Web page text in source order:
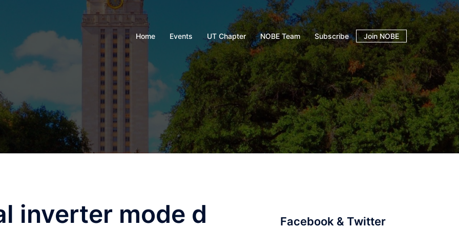
Home Events UT Chapter NOBE Team Subscribe Join NOBE
inverter mode d
Facebook & Twitter